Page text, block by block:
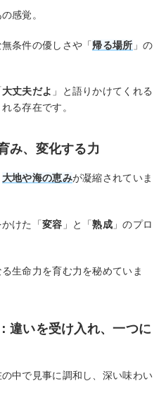
感覚。
条件の優しさや「帰る場所 」の
大丈夫だよ 」と語りかけてくれる
る存在です。
み、変化する力
大地や海の恵みが凝縮されていま
けた「変容 」と「熟成 」のプロ
生命力を育む力を秘めていま
違いを受け入れ、一つに
中で見事に調和し、深い味わい